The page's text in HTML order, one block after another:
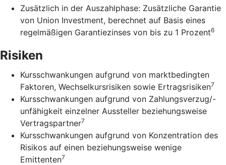
Zusätzlich in der Auszahlphase: Zusätzliche Garantie
von Union Investment, berechnet auf Basis eines
regelmäßigen Garantiezinses von bis zu 1 Prozent6
Risiken
Kursschwankungen aufgrund von marktbedingten
Faktoren, Wechselkursrisiken sowie Ertragsrisiken7
Kursschwankungen aufgrund von Zahlungsverzug/-
unfähigkeit einzelner Aussteller beziehungsweise
Vertragspartner7
Kursschwankungen aufgrund von Konzentration des
Risikos auf einen beziehungsweise wenige
Emittenten7